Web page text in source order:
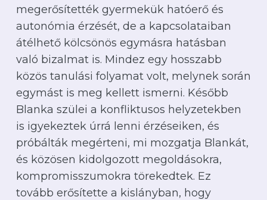
megerősítették gyermekük hatóerő és
autonómia érzését, de a kapcsolataiban
átélhető kölcsönös egymásra hatásban
való bizalmat is. Mindez egy hosszabb
közös tanulási folyamat volt, melynek során
egymást is meg kellett ismerni. Később
Blanka szülei a konfliktusos helyzetekben
is igyekeztek úrrá lenni érzéseiken, és
próbálták megérteni, mi mozgatja Blankát,
és közösen kidolgozott megoldásokra,
kompromisszumokra törekedtek. Ez
tovább erősítette a kislányban, hogy